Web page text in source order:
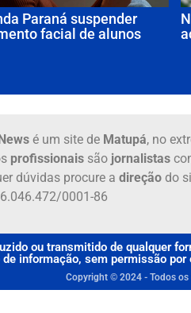
Paraná suspender
facial de alunos
é um site de Matupá, no
profissionaissão jornalistas
dúvidas procure a direçãodo
0001-86
ou transmitido de qualquer
informação, sem permissão
Copyright © 2024 - Todos os